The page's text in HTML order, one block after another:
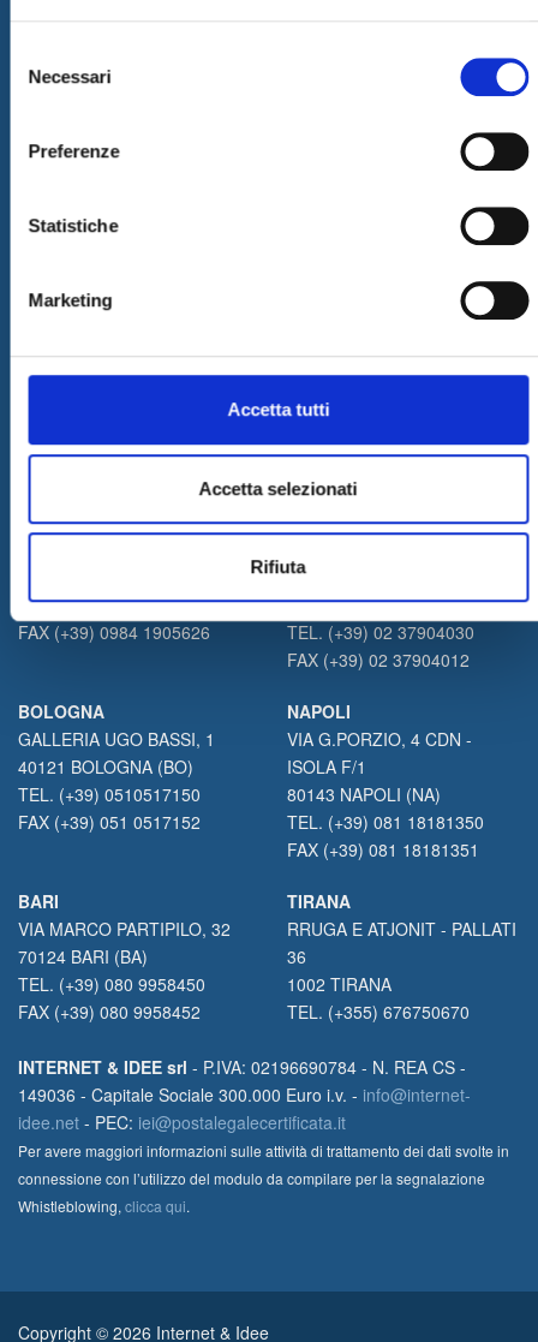
delNecessari
Preferenze
Statistiche
Marketing
Accetta tutti
Accetta selezionati
Rifiuta
COSENZA
TEL. (+39) 0984 414752
FAX (+39) 0984 1905626
MILANO
CALABIANA, 6
20139 MILANO (MI)
TEL. (+39) 02 37904030
FAX (+39) 02 37904012
BOLOGNA
GALLERIA UGO BASSI, 1
40121 BOLOGNA (BO)
TEL. (+39) 0510517150
FAX (+39) 051 0517152
NAPOLI
VIA G.PORZIO, 4 CDN -
ISOLA F/1
80143 NAPOLI (NA)
TEL. (+39) 081 18181350
FAX (+39) 081 18181351
BARI
VIA MARCO PARTIPILO, 32
70124 BARI (BA)
TEL. (+39) 080 9958450
FAX (+39) 080 9958452
TIRANA
RRUGA E ATJONIT - PALLATI
36
1002 TIRANA
TEL. (+355) 676750670
INTERNET & IDEE srl - P.IVA: 02196690784 - N. REA CS -
149036 - Capitale Sociale 300.000 Euro i.v. - info@internet-
idee.net - PEC: iei@postalegalecertificata.it
Per avere maggiori informazioni sulle attività di trattamento dei dati svolte in
connessione con l’utilizzo del modulo da compilare per la segnalazione
Whistleblowing, clicca qui.
Copyright © 2026 Internet & Idee